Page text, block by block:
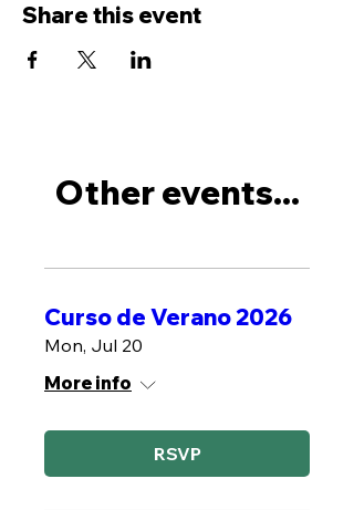
Share this event
Other events...
Curso de Verano 2026
Mon, Jul 20
More info
RSVP